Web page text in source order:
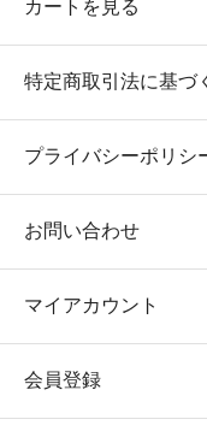
カートを見る
特定商取引法に基づ
プライバシーポリシ
お問い合わせ
マイアカウント
会員登録